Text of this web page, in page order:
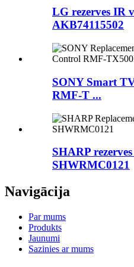
LG rezerves IR
AKB74115502
SONY Smart
RMF-T ...
SHARP
SHWRMC0121
Navigācija
Par mums
Produkts
Jaunumi
Sazinies ar mums